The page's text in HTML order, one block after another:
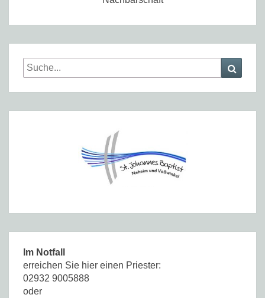
Search
for:
Im Notfall
erreichen Sie hier einen Priester:
02932 9005888
oder